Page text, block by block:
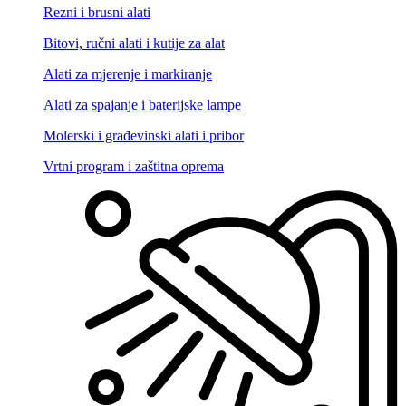
Rezni i brusni alati
Bitovi, ručni alati i kutije za alat
Alati za mjerenje i markiranje
Alati za spajanje i baterijske lampe
Molerski i građevinski alati i pribor
Vrtni program i zaštitna oprema